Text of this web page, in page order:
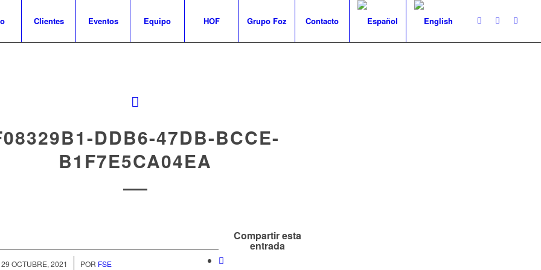
Clientes Eventos Equipo HOF Grupo Foz Contacto
DDB6-47DB-BCCE-
B1F7E5CA04EA
29 OCTUBRE, 2021
/ POR FSE
Compartir esta
entrada